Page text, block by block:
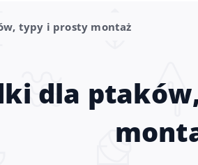
typy i prosty montaż
dla